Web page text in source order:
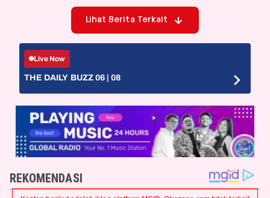
Lihat Berita Terkait
Live Now
THE DAILY BUZZ 06 | 08